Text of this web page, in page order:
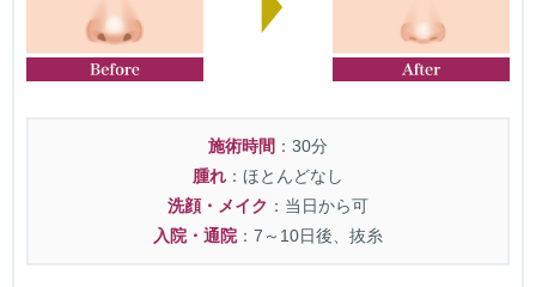
施術時間 ：30分
腫れ ：ほとんどなし
洗顔・メイク ：当日から可
入院・通院 ：7～10日後、抜糸